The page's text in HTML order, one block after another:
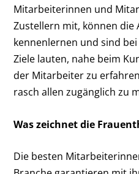
Mitarbeiterinnen und
Zustellern mit, können die
kennenlernen und sind
Ziele lauten, nahe beim
der Mitarbeiter zu
rasch allen zugänglich zu
Was zeichnet die
Die besten